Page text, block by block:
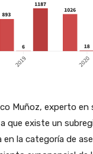
Muñoz, experto en
que existe un
en la categoría de